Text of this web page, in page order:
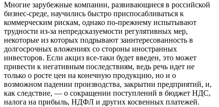
Многие зарубежные компании, развивающиеся в российской
бизнес-среде, научились быстро приспосабливаться к
коммерческим рискам, однако по-прежнему испытывают
трудности из-за непредсказуемости регулятивных мер,
некоторые из которых подрывают заинтересованность в
долгосрочных вложениях со стороны иностранных
инвесторов. Если акциз все-таки будет введен, это может
привести к негативным последствиям, ведь речь идет не
только о росте цен на конечную продукцию, но и о
возможном падении производства, закрытии предприятий, и,
как следствие, — о сокращении поступлений в бюджет НДС,
налога на прибыль, НДФЛ и других косвенных платежей.